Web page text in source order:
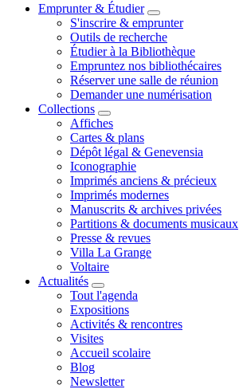
Emprunter & Étudier
S'inscrire & emprunter
Outils de recherche
Étudier à la Bibliothèque
Empruntez nos bibliothécaires
Réserver une salle de réunion
Demander une numérisation
Collections
Affiches
Cartes & plans
Dépôt légal & Genevensia
Iconographie
Imprimés anciens & précieux
Imprimés modernes
Manuscrits & archives privées
Partitions & documents musicaux
Presse & revues
Villa La Grange
Voltaire
Actualités
Tout l'agenda
Expositions
Activités & rencontres
Visites
Accueil scolaire
Blog
Newsletter